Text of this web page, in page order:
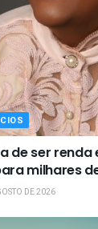
de ser renda
milhares
DE 2026